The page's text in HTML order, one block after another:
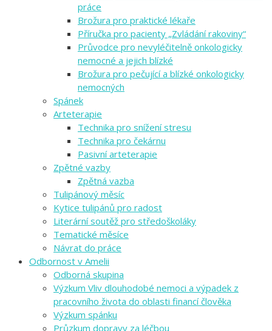
práce
Brožura pro praktické lékaře
Příručka pro pacienty „Zvládání rakoviny“
Průvodce pro nevyléčitelně onkologicky
nemocné a jejich blízké
Brožura pro pečující a blízké onkologicky
nemocných
Spánek
Arteterapie
Technika pro snížení stresu
Technika pro čekárnu
Pasivní arteterapie
Zpětné vazby
Zpětná vazba
Tulipánový měsíc
Kytice tulipánů pro radost
Literární soutěž pro středoškoláky
Tematické měsíce
Návrat do práce
Odbornost v Amelii
Odborná skupina
Výzkum Vliv dlouhodobé nemoci a výpadek z
pracovního života do oblasti financí člověka
Výzkum spánku
Průzkum dopravy za léčbou